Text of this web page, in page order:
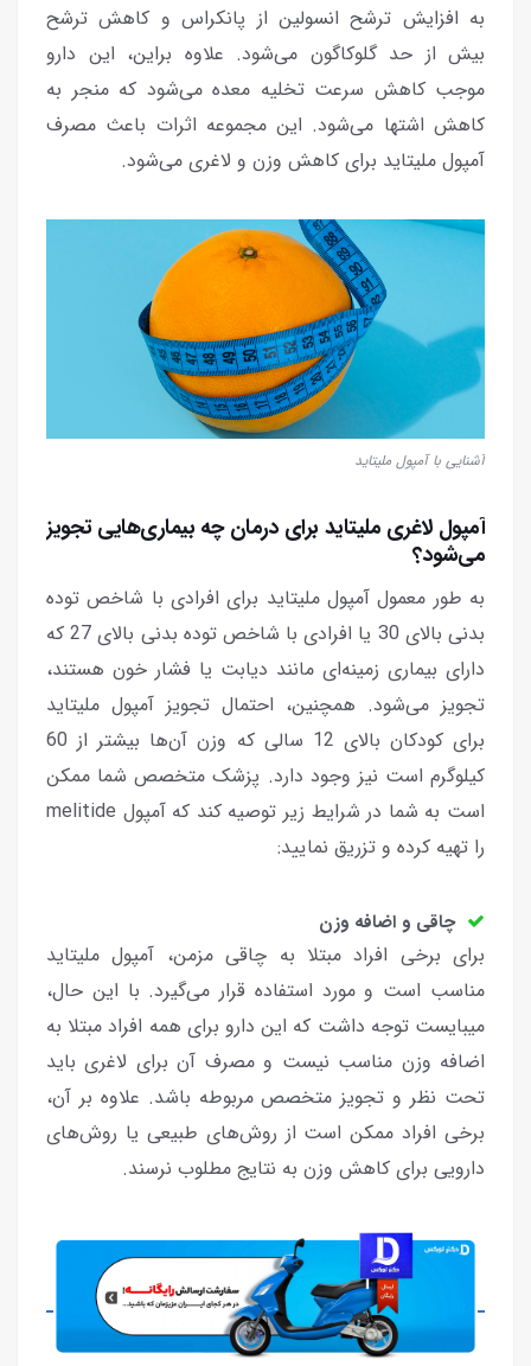
به افزایش ترشح انسولین از پانکراس و کاهش ترشح
بیش از حد گلوکاگون می‌شود. علاوه بر‌این، این دارو
موجب کاهش سرعت تخلیه معده می‌شود که منجر به
کاهش اشتها می‌شود. این مجموعه اثرات باعث مصرف
آمپول ملیتاید برای کاهش وزن و لاغری می‌شود.
آشنایی با آمپول ملیتاید
آمپول لاغری ملیتاید برای درمان چه بیماری‌هایی تجویز
می‌شود؟
به طور معمول آمپول ملیتاید برای افرادی با شاخص توده
بدنی بالای 30 یا افرادی با شاخص توده بدنی بالای 27 که
دارای بیماری زمینه‌ای مانند دیابت یا فشار خون هستند،
تجویز می‌شود. همچنین، احتمال تجویز آمپول ملیتاید
برای کودکان بالای 12 سالی که وزن آن‌ها بیشتر از 60
کیلوگرم است نیز وجود دارد. پزشک متخصص شما ممکن
است به شما در شرایط زیر توصیه کند که آمپول melitide
را تهیه کرده و تزریق نمایید:
چاقی و اضافه وزن
برای برخی افراد مبتلا به چاقی مزمن، آمپول ملیتاید
مناسب است و مورد استفاده قرار می‌گیرد. با این حال،
میبایست توجه داشت که این دارو برای همه افراد مبتلا به
اضافه وزن مناسب نیست و مصرف آن برای لاغری باید
تحت نظر و تجویز متخصص مربوطه باشد. علاوه بر آن،
برخی افراد ممکن است از روش‌های طبیعی یا روش‌های
دارویی برای کاهش وزن به نتایج مطلوب نرسند.